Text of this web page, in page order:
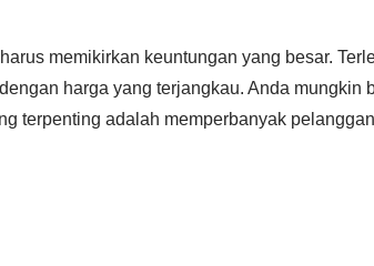
memikirkan keuntungan yang besar.
harga yang terjangkau. Anda mungkin
terpenting adalah memperbanyak pelanggan